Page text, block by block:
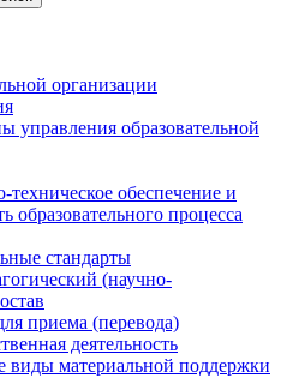
организации
управления образовательной
техническое обеспечение и
образовательного процесса
стандарты
(научно-
приема (перевода)
деятельность
материальной поддержки